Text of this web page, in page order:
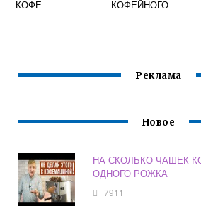
КОФЕ
КОФЕЙНОГО
Реклама
Новое
НА СКОЛЬКО ЧАШЕК
ОДНОГО РОЖКА
7911